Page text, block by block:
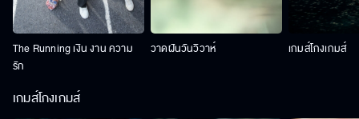
The Running เงิน งาน ความ
รัก
วาดฝันวันวิวาห์ เกมส์โกงเกมส์
เกมส์โกงเกมส์